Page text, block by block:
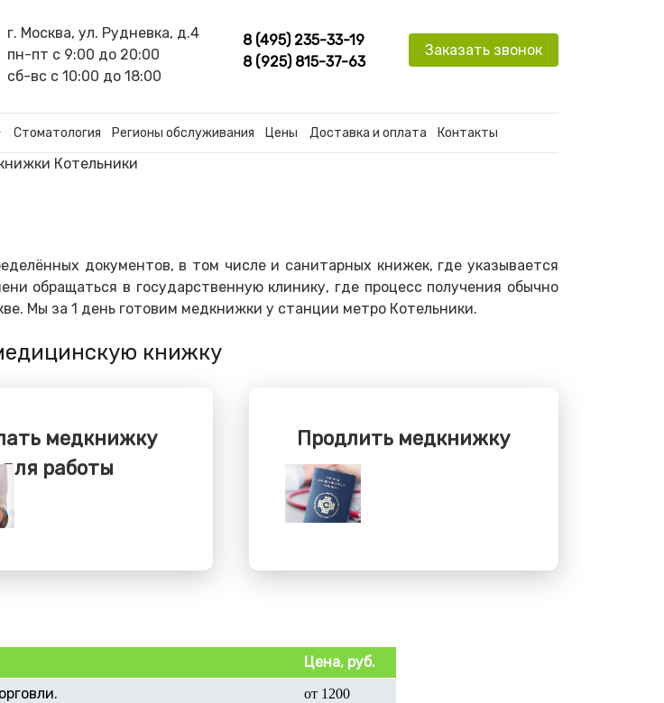
г. Москва, ул. Рудневка, д.4
пн-пт с 9:00 до 20:00
сб-вс с 10:00 до 18:00
8 (495) 235-33-19
8 (925) 815-37-63
Заказать звонок
Стоматология Регионы обслуживания Цены Доставка и оплата Контакты
Котельники
документов, в том числе и санитарных книжек, где указывается
обращаться в государственную клинику, где процесс получения обычно
Мы за 1 день готовим медкнижки у станции метро Котельники.
книжку
медкнижку
для работы
Продлить медкнижку
Цена, руб.
от 1200